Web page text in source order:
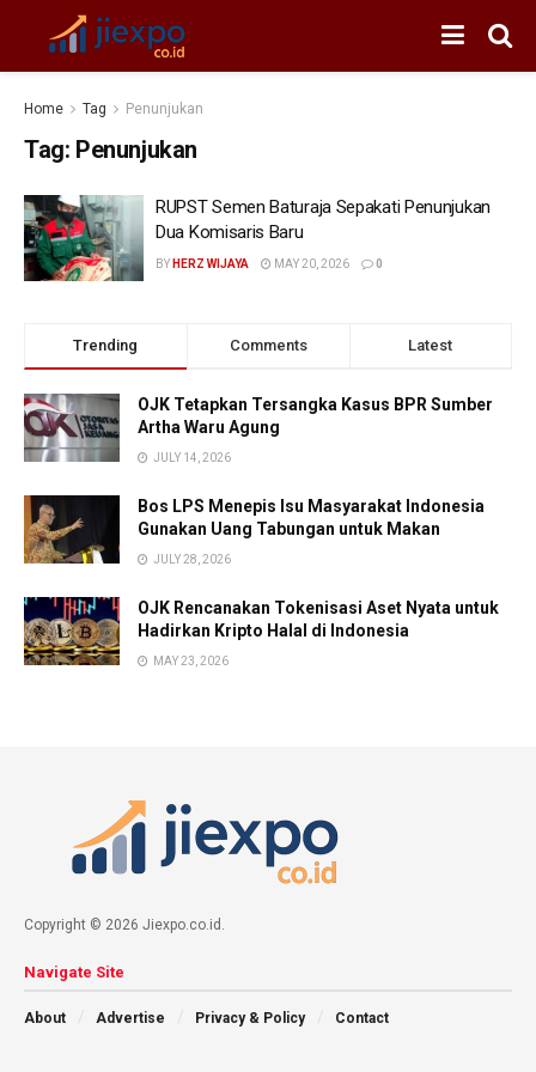
Home Tag Penunjukan
Tag: Penunjukan
RUPST Semen Baturaja Sepakati Penunjukan
Dua Komisaris Baru
BY HERZ WIJAYA MAY 20, 2026 0
Trending Comments Latest
OJK Tetapkan Tersangka Kasus BPR Sumber
Artha Waru Agung
JULY 14, 2026
Bos LPS Menepis Isu Masyarakat Indonesia
Gunakan Uang Tabungan untuk Makan
JULY 28, 2026
OJK Rencanakan Tokenisasi Aset Nyata untuk
Hadirkan Kripto Halal di Indonesia
MAY 23, 2026
Copyright © 2026 Jiexpo.co.id.
Navigate Site
About Advertise Privacy & Policy Contact